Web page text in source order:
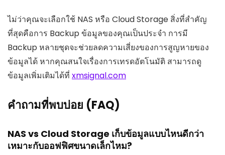
ไม่ว่าคุณจะเลือกใช้ NAS หรือ Cloud Storage สิ่งที่สำคัญ
ที่สุดคือการ Backup ข้อมูลของคุณเป็นประจำ การมี
Backup หลายชุดจะช่วยลดความเสี่ยงของการสูญหายของ
ข้อมูลได้ หากคุณสนใจเรื่องการเทรดอัตโนมัติ สามารถดู
ข้อมูลเพิ่มเติมได้ที่ xmsignal.com
คำถามที่พบบ่อย (FAQ)
NAS vs Cloud Storage เก็บข้อมูลแบบไหนดีกว่า
เหมาะกับออฟฟิศขนาดเล็กไหม?